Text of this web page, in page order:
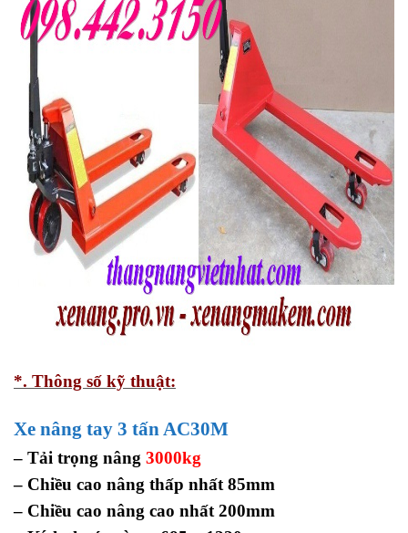
*. Thông số kỹ thuật:
Xe nâng tay 3 tấn AC30M
– Tải trọng nâng 3000kg
– Chiều cao nâng thấp nhất 85mm
– Chiều cao nâng cao nhất 200mm